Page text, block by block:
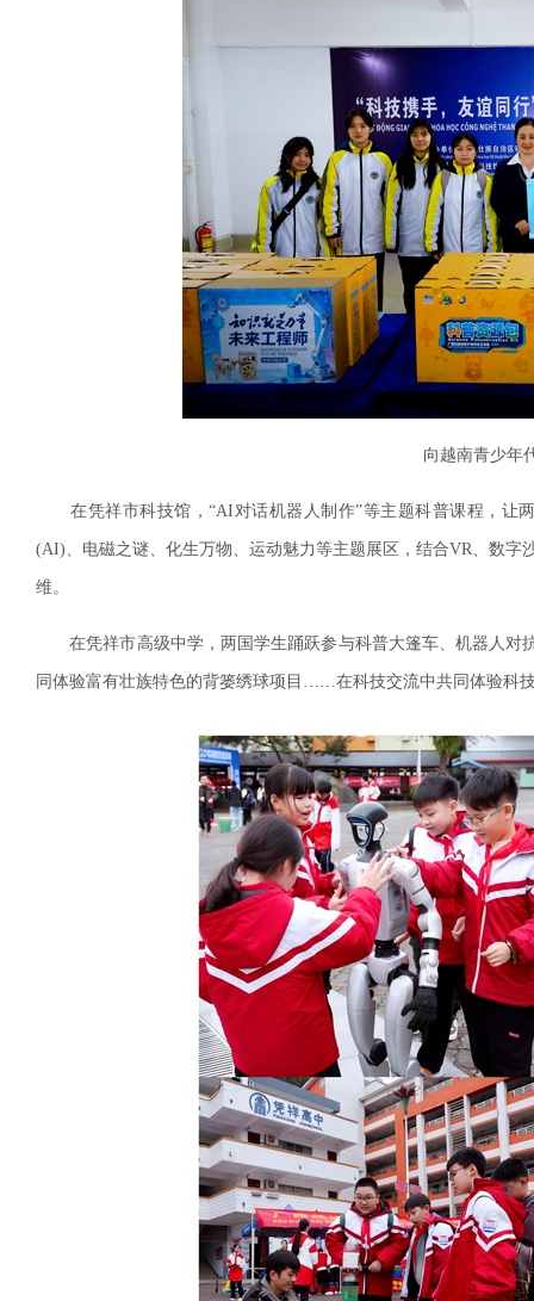
向越南青少年
在凭祥市科技馆，“AI对话机器人制作”等主题科普课程，让
(AI)、电磁之谜、化生万物、运动魅力等主题展区，结合VR、数
维。
在凭祥市高级中学，两国学生踊跃参与科普大篷车、机器人对
同体验富有壮族特色的背篓绣球项目……在科技交流中共同体验科